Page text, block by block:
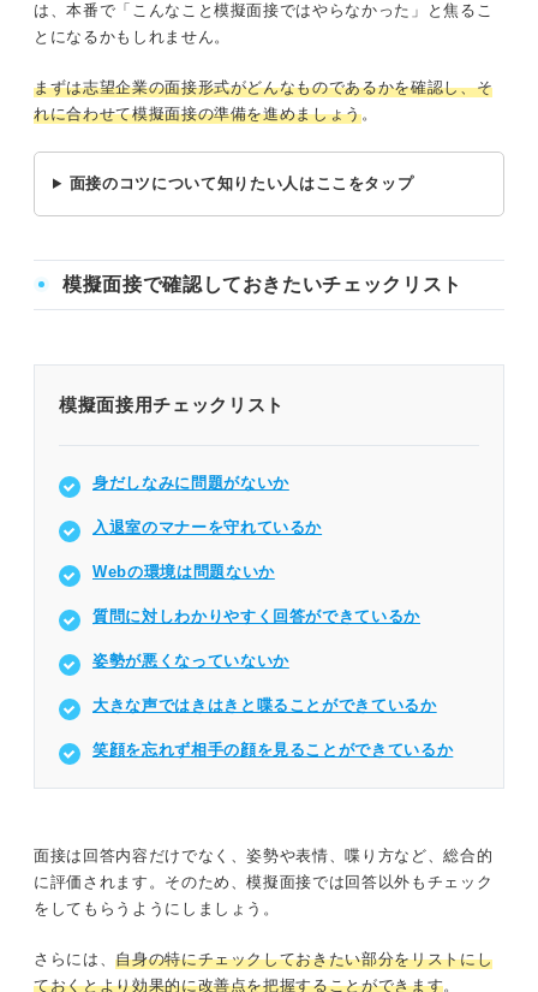
は、本番で「こんなこと模擬面接ではやらなかった」と焦るこ
とになるかもしれません。
まずは志望企業の面接形式がどんなものであるかを確認し、そ
れに合わせて模擬面接の準備を進めましょう。
面接のコツについて知りたい人はここをタップ
模擬面接で確認しておきたいチェックリスト
模擬面接用チェックリスト
身だしなみに問題がないか
入退室のマナーを守れているか
Webの環境は問題ないか
質問に対しわかりやすく回答ができているか
姿勢が悪くなっていないか
大きな声ではきはきと喋ることができているか
笑顔を忘れず相手の顔を見ることができているか
面接は回答内容だけでなく、姿勢や表情、喋り方など、総合的
に評価されます。そのため、模擬面接では回答以外もチェック
をしてもらうようにしましょう。
さらには、自身の特にチェックしておきたい部分をリストにし
ておくとより効果的に改善点を把握することができます。